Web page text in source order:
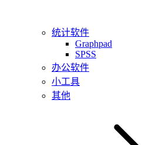
统计软件
Graphpad
SPSS
办公软件
小工具
其他